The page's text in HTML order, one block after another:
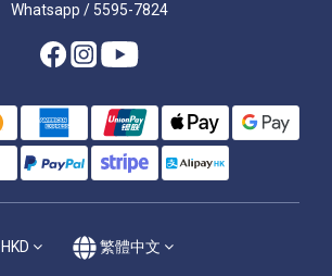
Whatsapp / 5595-7824
HKD 繁體中文